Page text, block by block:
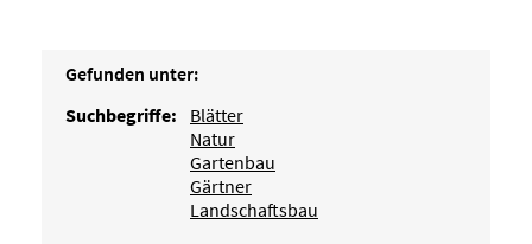
Gefunden unter:
Suchbegriffe:
Blätter
Natur
Gartenbau
Gärtner
Landschaftsbau